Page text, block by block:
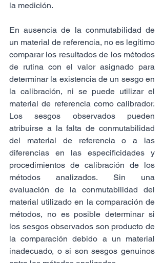
la medición.
En ausencia de la conmutabilidad de
un material de referencia, no es legítimo
comparar los resultados de los métodos
de rutina con el valor asignado para
determinar la existencia de un sesgo en
la calibración, ni se puede utilizar el
material de referencia como calibrador.
Los sesgos observados pueden
atribuirse a la falta de conmutabilidad
del material de referencia o a las
diferencias en las especificidades y
procedimientos de calibración de los
métodos analizados. Sin una
evaluación de la conmutabilidad del
material utilizado en la comparación de
métodos, no es posible determinar si
los sesgos observados son producto de
la comparación debido a un material
inadecuado, o si son sesgos genuinos